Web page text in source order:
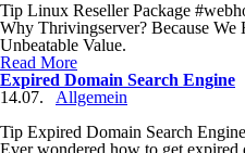
Tip Linux Reseller Package
Why Thrivingserver? Because
Unbeatable Value.
Read More
Expired Domain Search Engine
14.07.
Allgemein
Tip Expired Domain Search
Ever wondered how to get expired